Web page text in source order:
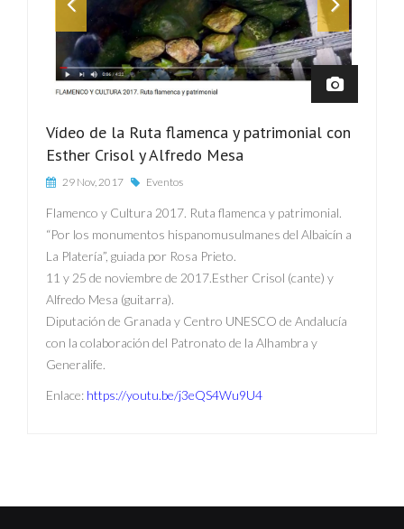
Vídeo de la Ruta flamenca y patrimonial con
Esther Crisol y Alfredo Mesa
29 Nov, 2017 Eventos
Flamenco y Cultura 2017. Ruta flamenca y patrimonial.
“Por los monumentos hispanomusulmanes del Albaicín a
La Platería”, guiada por Rosa Prieto.
11 y 25 de noviembre de 2017.Esther Crisol (cante) y
Alfredo Mesa (guitarra).
Diputación de Granada y Centro UNESCO de Andalucía
con la colaboración del Patronato de la Alhambra y
Generalife.
Enlace: https://youtu.be/j3eQS4Wu9U4